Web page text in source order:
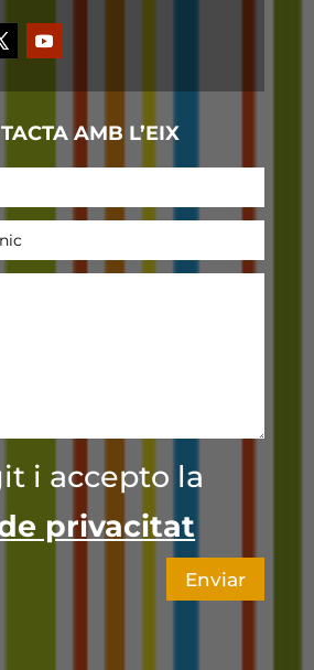
AMB L’EIX
i accepto la
privacitat
Enviar